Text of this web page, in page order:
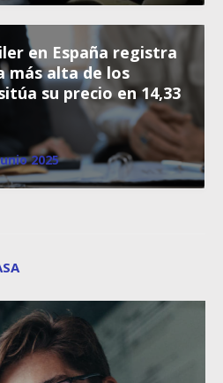
en España registra
más alta de los
su precio en 14,33
2025